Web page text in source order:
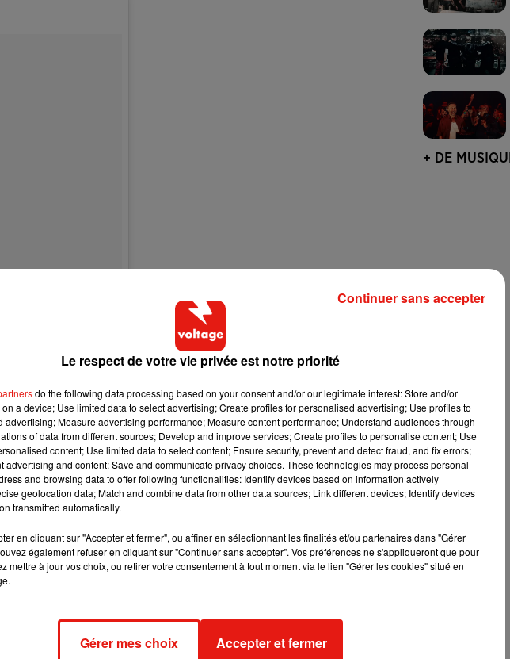
2018 à 10 :38 PDT
contre les faux semblants et la dictature des retouches qui fait
légende de la photo.
et en mangeant correctement, mais il y a de grandes
c’est plus que normal ! Parce que presque toutes les femmes en
C'est juste une partie du corps humain et il n’y a pas de quoi avoir
à s’accepter comme elles sont
Ashley Graham, la première mannequin grande taille qui
+ DE
Le respect de votre vie privée est notre priorité
do the following data processing based on your consent and/or our legitimate interest: Store and/or
a device; Use limited data to select advertising; Create profiles for personalised advertising; Use profiles to
advertising; Measure advertising performance; Measure content performance; Understand audiences through
of data from different sources; Develop and improve services; Create profiles to personalise content; Use
content; Use limited data to select content; Ensure security, prevent and detect fraud, and fix errors;
advertising and content; Save and communicate privacy choices. These technologies may process personal
and browsing data to offer following functionalities: Identify devices based on information actively
geolocation data; Match and combine data from other data sources; Link different devices; Identify devices
transmitted automatically.
en cliquant sur "Accepter et fermer", ou affiner en sélectionnant les finalités et/ou partenaires dans "Gérer
également refuser en cliquant sur "Continuer sans accepter". Vos préférences ne s'appliqueront que pour
mettre à jour vos choix, ou retirer votre consentement à tout moment via le lien "Gérer les cookies" situé en
Gérer mes choix Accepter et fermer
Continuer sans accepter